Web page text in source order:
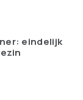
eindelijk